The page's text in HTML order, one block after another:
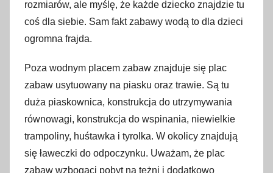
rozmiarów, ale myślę, że każde dziecko znajdzie tu
coś dla siebie. Sam fakt zabawy wodą to dla dzieci
ogromna frajda.
Poza wodnym placem zabaw znajduje się plac
zabaw usytuowany na piasku oraz trawie. Są tu
duża piaskownica, konstrukcja do utrzymywania
równowagi, konstrukcja do wspinania, niewielkie
trampoliny, huśtawka i tyrolka. W okolicy znajdują
się ławeczki do odpoczynku. Uważam, że plac
zabaw wzbogaci pobyt na tężni i dodatkowo